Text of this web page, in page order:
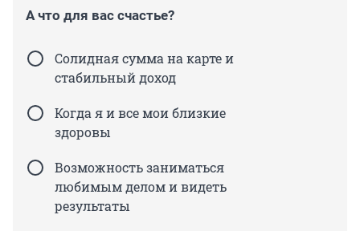
А что для вас счастье?
Солидная сумма на карте и
стабильный доход
Когда я и все мои близкие
здоровы
Возможность заниматься
любимым делом и видеть
результаты